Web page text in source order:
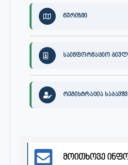
ტურიზმი
საინფორმაციო
რეგისტრაცია
მოითხოვე